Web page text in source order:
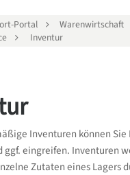
Portal Warenwirtschaft
Inventur
Inventuren können
ggf. eingreifen. Inventuren
Zutaten eines Lagers